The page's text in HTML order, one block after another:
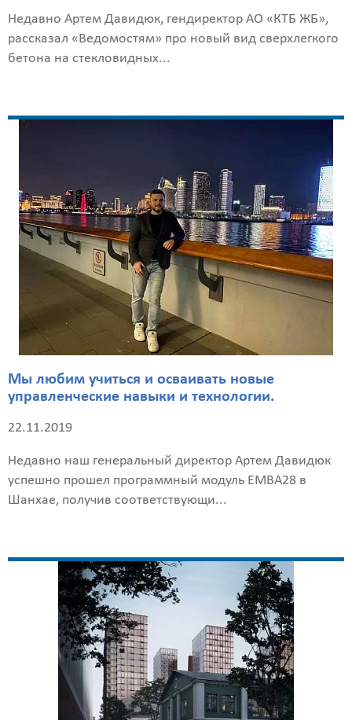
Недавно Артем Давидюк, гендиректор АО «КТБ ЖБ»,
рассказал «Ведомостям» про новый вид сверхлегкого
бетона на стекловидных...
Мы любим учиться и осваивать новые
управленческие навыки и технологии.
22.11.2019
Недавно наш генеральный директор Артем Давидюк
успешно прошел программный модуль EMBA28 в
Шанхае, получив соответствующи...
Калькулятор
стоимости
работ
Вид
работ
?
Площадь
?
Стоимость
р
Стоимость
с